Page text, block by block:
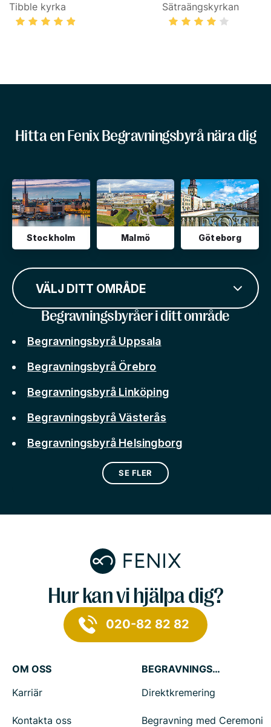
Tibble kyrka Sätraängskyrkan
Hitta en Fenix Begravningsbyrå nära dig
Stockholm Malmö Göteborg
VÄLJ DITT OMRÅDE
Begravningsbyråer i ditt område
Begravningsbyrå Uppsala
Begravningsbyrå Örebro
Begravningsbyrå Linköping
Begravningsbyrå Västerås
Begravningsbyrå Helsingborg
SE FLER
Hur kan vi hjälpa dig?
020-82 82 82
OM OSS
Karriär
Kontakta oss
BEGRAVNINGSTJÄNSTER
Direktkremering
Begravning med Ceremoni